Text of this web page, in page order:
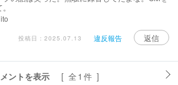
投稿日：2025.07.13 違反報告 返信
ントを表示 [ 全1件 ]